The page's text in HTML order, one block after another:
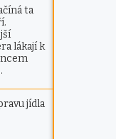
ta
lákají k
jídla